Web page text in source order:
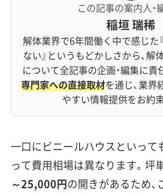
この記事の案内人・
稲垣 瑞稀
解体業界で6年間働く中で感じた
ない』というもどかしさから、解
について全記事の企画・編集に責
専門家への直接取材を通じ、業界
やすい情報提供をお約
一口にビニールハウスといって
って費用相場は異なります。坪
～25,000円の開きがあるため